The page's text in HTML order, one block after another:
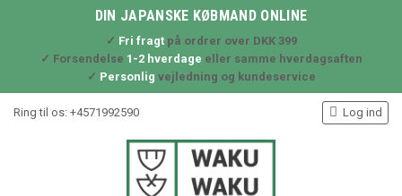
DIN JAPANSKE KØBMAND ONLINE
✓ Fri fragtpå ordrer over DKK 399
✓ Forsendelse 1-2 hverdage eller samme hverdagsaften
✓ Personlig vejledning og kundeservice
Ring til os: +4571992590  Log ind